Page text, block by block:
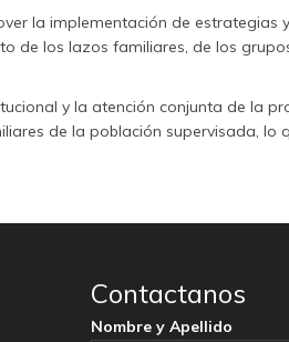
la implementación de estrategias
de los lazos familiares, de los
y la atención conjunta de la
de la población supervisada,
Contactanos
Nombre y Apellido